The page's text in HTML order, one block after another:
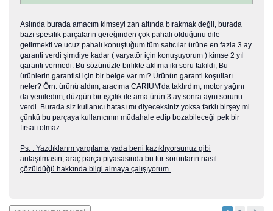
Aslında burada amacım kimseyi zan altında bırakmak değil, burada
bazı spesifik parçaların gereğinden çok pahalı olduğunu dile
getirmekti ve ucuz pahalı konuştuğum tüm satıcılar ürüne en fazla 3 ay
garanti verdi şimdiye kadar ( varyatör için konuşuyorum ) kimse 2 yıl
garanti vermedi. Bu sözünüzle birlikte aklıma iki soru takıldı; Bu
ürünlerin garantisi için bir belge var mı? Ürünün garanti koşulları
neler? Örn. ürünü aldım, aracıma CARIUM'da taktırdım, motor yağını
da yeniledim, düzgün bir işçilik ile ama ürün 3 ay sonra aynı sorunu
verdi. Burada siz kullanıcı hatası mı diyeceksiniz yoksa farklı birşey mi
çünkü bu parçaya kullanıcının müdahale edip bozabileceği pek bir
fırsatı olmaz.
Ps. : Yazdıklarım yargılama yada beni kazıklıyorsunuz gibi
anlaşılmasın, araç parça piyasasında bu tür sorunların nasıl
çözüldüğü hakkında bilgi almaya çalışıyorum.